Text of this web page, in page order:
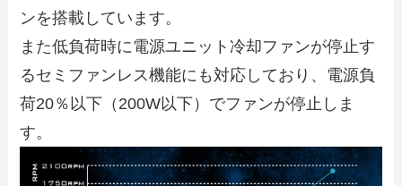
ンを搭載しています。
また低負荷時に電源ユニット冷却ファンが停止す
るセミファンレス機能にも対応しており、電源負
荷20％以下（200W以下）でファンが停止しま
す。